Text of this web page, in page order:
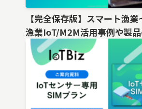
【完全保存版】スマート漁業
漁業IoT/M2M活用事例や製品